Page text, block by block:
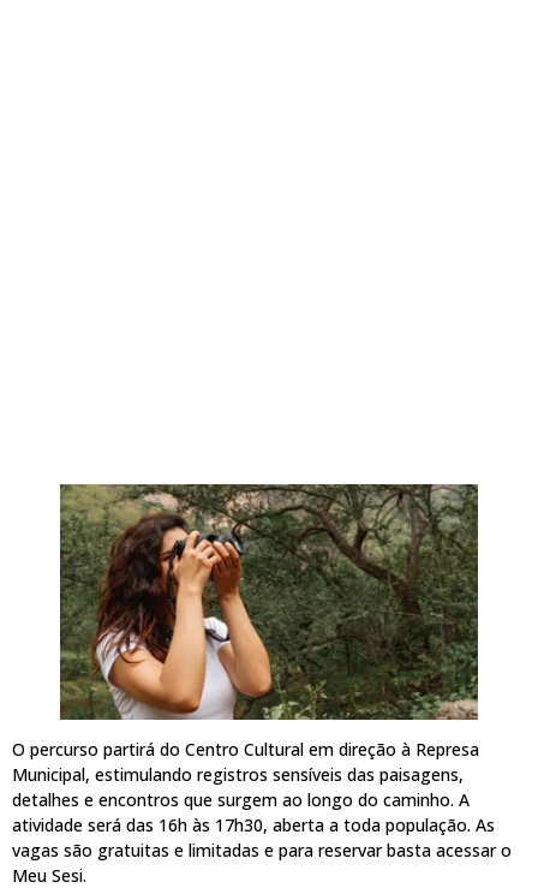
O percurso partirá do Centro Cultural em direção à Represa
Municipal, estimulando registros sensíveis das paisagens,
detalhes e encontros que surgem ao longo do caminho. A
atividade será das 16h às 17h30, aberta a toda população. As
vagas são gratuitas e limitadas e para reservar basta acessar o
Meu Sesi.